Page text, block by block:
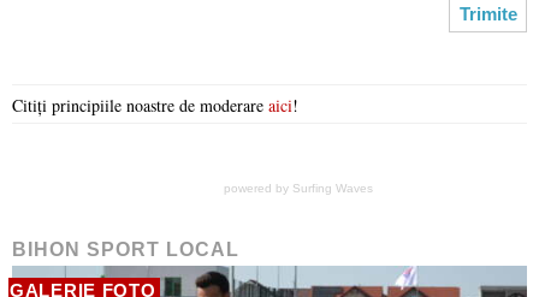
Citiți principiile noastre de moderare aici!
powered by Surfing Waves
BIHON SPORT LOCAL
GALERIE FOTO